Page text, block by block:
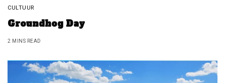
CULTUUR
Groundhog Day
2 MINS READ